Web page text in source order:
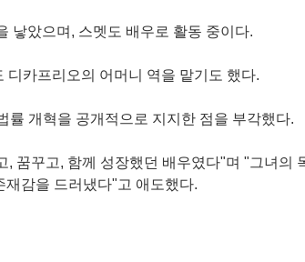
낳았으며, 스멧도 배우로 활동 중이다.
카프리오의 어머니 역을 맡기도 했다.
률 개혁을 공개적으로 지지한 점을 부각했다.
꿈꾸고, 함께 성장했던 배우였다"며 "그녀의
감을 드러냈다"고 애도했다.